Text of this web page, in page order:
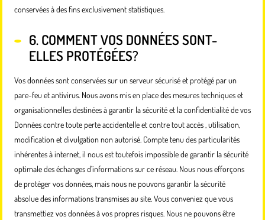
conservées à des fins exclusivement statistiques.
6. COMMENT VOS DONNÉES SONT-
ELLES PROTÉGÉES?
Vos données sont conservées sur un serveur sécurisé et protégé par un
pare-feu et antivirus. Nous avons mis en place des mesures techniques et
organisationnelles destinées à garantir la sécurité et la confidentialité de vos
Données contre toute perte accidentelle et contre tout accès , utilisation,
modification et divulgation non autorisé. Compte tenu des particularités
inhérentes à internet, il nous est toutefois impossible de garantir la sécurité
optimale des échanges d’informations sur ce réseau. Nous nous efforçons
de protéger vos données, mais nous ne pouvons garantir la sécurité
absolue des informations transmises au site. Vous conveniez que vous
transmettiez vos données à vos propres risques. Nous ne pouvons être